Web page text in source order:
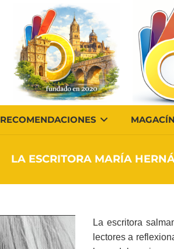
RECOMENDACIONES MAGACÍN
LA ESCRITORA MARÍA
La escritora
lectores a